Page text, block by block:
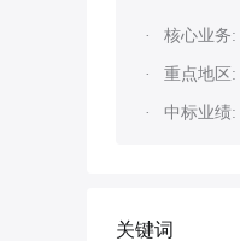
核心业务:
重点地区:
中标业绩:
关键词